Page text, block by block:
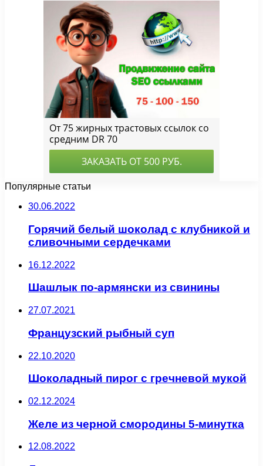
Популярные статьи
30.06.2022
Горячий белый шоколад с клубникой и
сливочными сердечками
16.12.2022
Шашлык по-армянски из свинины
27.07.2021
Французский рыбный суп
22.10.2020
Шоколадный пирог с гречневой мукой
02.12.2024
Желе из черной смородины 5-минутка
12.08.2022